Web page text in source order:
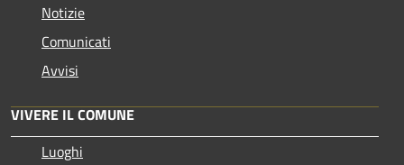
Notizie
Comunicati
Avvisi
VIVERE IL COMUNE
Luoghi